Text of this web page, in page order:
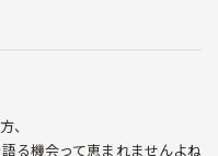
、
る機会って恵まれませんよね